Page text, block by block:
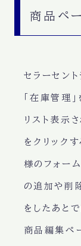
商品ペ
セラーセン
「在庫管理
リスト表示
をクリック
様のフォー
の追加や削
をしたあと
商品編集ペ